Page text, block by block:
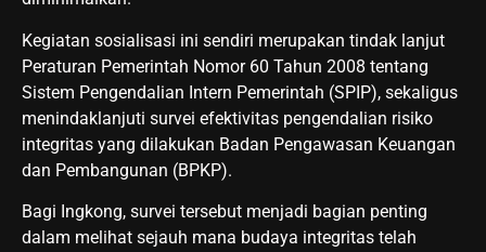
Kegiatan sosialisasi ini sendiri merupakan tindak lanjut
Peraturan Pemerintah Nomor 60 Tahun 2008 tentang
Sistem Pengendalian Intern Pemerintah (SPIP), sekaligus
menindaklanjuti survei efektivitas pengendalian risiko
integritas yang dilakukan Badan Pengawasan Keuangan
dan Pembangunan (BPKP).
Bagi Ingkong, survei tersebut menjadi bagian penting
dalam melihat sejauh mana budaya integritas telah